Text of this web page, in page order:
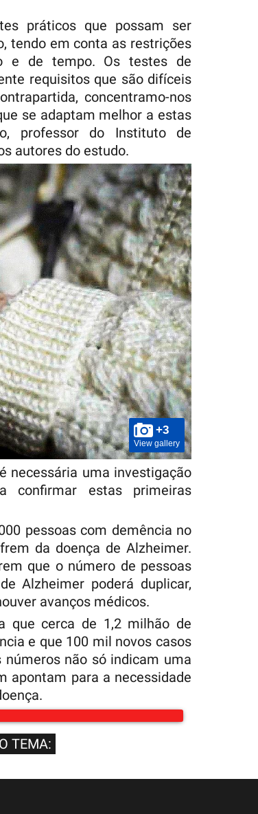
práticos que possam ser
tendo em conta as restrições
e de tempo. Os testes de
requisitos que são difíceis
concentramo-nos
se adaptam melhor a estas
professor do Instituto de
autores do estudo.
+3
View gallery
necessária uma investigação
confirmar estas primeiras
pessoas com demência no
da doença de Alzheimer.
que o número de pessoas
Alzheimer poderá duplicar,
avanços médicos.
que cerca de 1,2 milhão de
e que 100 mil novos casos
números não só indicam uma
apontam para a necessidade
TEMA: